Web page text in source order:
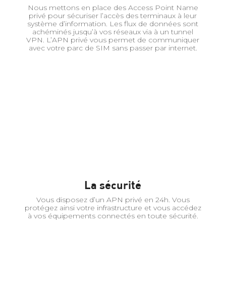
Nous mettons en place des Access Point Name
privé pour sécuriser l’accès des terminaux à leur
système d’information. Les flux de données sont
achéminés jusqu’à vos réseaux via à un tunnel
VPN. L’APN privé vous permet de communiquer
avec votre parc de SIM sans passer par internet.
La sécurité
Vous disposez d’un APN privé en 24h. Vous
protégez ainsi votre infrastructure et vous accédez
à vos équipements connectés en toute sécurité.